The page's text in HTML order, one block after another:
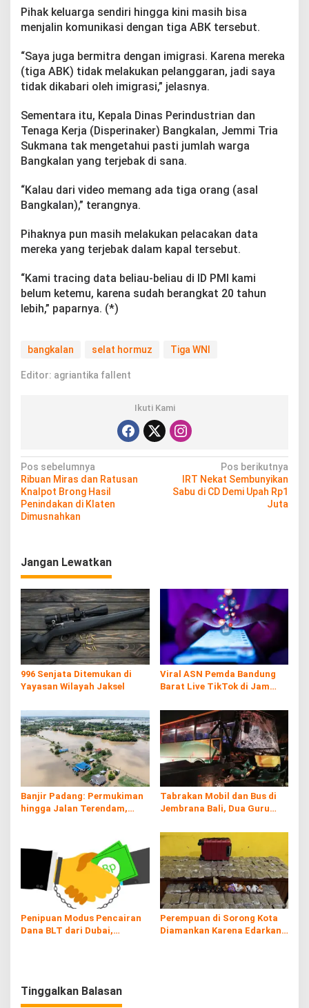
Pihak keluarga sendiri hingga kini masih bisa
menjalin komunikasi dengan tiga ABK tersebut.
“Saya juga bermitra dengan imigrasi. Karena mereka
(tiga ABK) tidak melakukan pelanggaran, jadi saya
tidak dikabari oleh imigrasi,” jelasnya.
Sementara itu, Kepala Dinas Perindustrian dan
Tenaga Kerja (Disperinaker) Bangkalan, Jemmi Tria
Sukmana tak mengetahui pasti jumlah warga
Bangkalan yang terjebak di sana.
“Kalau dari video memang ada tiga orang (asal
Bangkalan),” terangnya.
Pihaknya pun masih melakukan pelacakan data
mereka yang terjebak dalam kapal tersebut.
“Kami tracing data beliau-beliau di ID PMI kami
belum ketemu, karena sudah berangkat 20 tahun
lebih,” paparnya. (*)
bangkalan selat hormuz Tiga WNI
Editor: agriantika fallent
Ikuti Kami
N
a
v
a
s
i
p
o
s
Pos sebelumnya
Ribuan Miras dan Ratusan
Knalpot Brong Hasil
Penindakan di Klaten
Dimusnahkan
Pos berikutnya
IRT Nekat Sembunyikan
Sabu di CD Demi Upah Rp1
Juta
Jangan Lewatkan
996 Senjata Ditemukan di
Yayasan Wilayah Jaksel
Viral ASN Pemda Bandung
Barat Live TikTok di Jam
Banjir Padang: Permukiman
hingga Jalan Terendam,
Tabrakan Mobil dan Bus di
Jembrana Bali, Dua Guru
Penipuan Modus Pencairan
Dana BLT dari Dubai,
Perempuan di Sorong Kota
Diamankan Karena Edarkan
Tinggalkan Balasan